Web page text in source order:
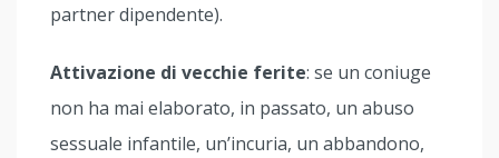
partner dipendente).
Attivazione di vecchie ferite: se un coniuge
non ha mai elaborato, in passato, un abuso
sessuale infantile, un’incuria, un abbandono,